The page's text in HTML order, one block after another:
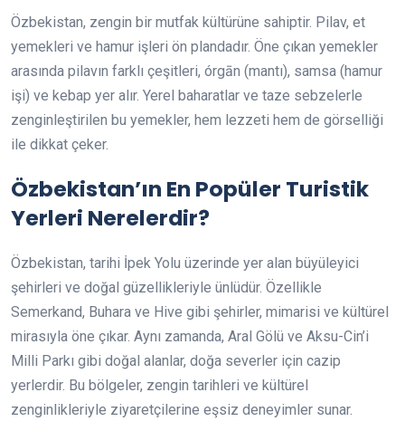
Özbekistan, zengin bir mutfak kültürüne sahiptir. Pilav, et
yemekleri ve hamur işleri ön plandadır. Öne çıkan yemekler
arasında pilavın farklı çeşitleri, órgān (mantı), samsa (hamur
işi) ve kebap yer alır. Yerel baharatlar ve taze sebzelerle
zenginleştirilen bu yemekler, hem lezzeti hem de görselliği
ile dikkat çeker.
Özbekistan’ın En Popüler Turistik
Yerleri Nerelerdir?
Özbekistan, tarihi İpek Yolu üzerinde yer alan büyüleyici
şehirleri ve doğal güzellikleriyle ünlüdür. Özellikle
Semerkand, Buhara ve Hive gibi şehirler, mimarisi ve kültürel
mirasıyla öne çıkar. Aynı zamanda, Aral Gölü ve Aksu-Cin’i
Milli Parkı gibi doğal alanlar, doğa severler için cazip
yerlerdir. Bu bölgeler, zengin tarihleri ve kültürel
zenginlikleriyle ziyaretçilerine eşsiz deneyimler sunar.